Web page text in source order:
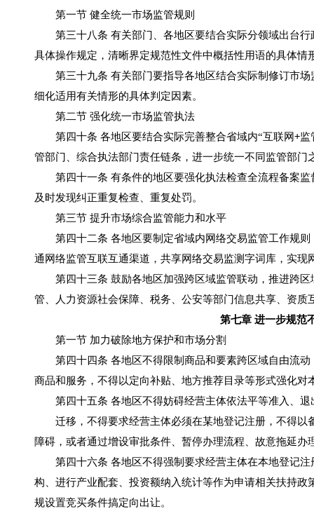
第一节 健全统一市场监管规则
第三十八条 有关部门、各地区要结合实际分领域出台行
具体操作规定，清晰界定规范性文件中概括性用语的具体
第三十九条 有关部门要指导各地区结合实际制修订市场
细化适用有关情形的具体判定因素。
第二节 强化统一市场监管执法
第四十条 各地区要结合实际完善整合省域内“互联网+监
管部门、综合执法部门责任链条，进一步统一不同监管部门
第四十一条 有条件的地区要强化执法检查全流程备案监
及时发现纠正重复检查、重复处罚。
第三节 提升市场综合监管能力和水平
第四十二条 各地区要制定省域内网络交易监管工作规则
通网络监管互联互通渠道，共享网络交易监测字词库，实
第四十三条 鼓励各地区加强跨区域监管联动，推进跨区
管、人力资源社会保障、税务、公安等部门信息共享、资质
第七章 进一步规范
第一节 加力破除地方保护和市场分割
第四十四条 各地区不得限制商品和要素跨区域自由流动
商品和服务，不得以定向补贴、地方推荐目录等形式强化
第四十五条 各地区不得妨碍经营主体依法平等准入、退
迁移，不得要求经营主体必须在某地登记注册，不得以
障碍，或者通过增设审批条件、暂停办理流程、故意拖延
第四十六条 各地区不得强制要求经营主体在本地登记注
构、进行产业配套、投资额纳入统计等作为申请相关扶持
规设置竞买条件搞定向出让。